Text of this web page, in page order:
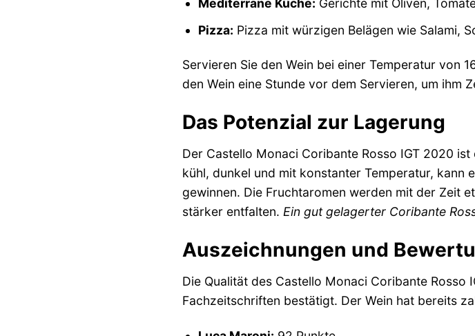
Mediterrane Küche: Gerichte mit Oliven,
Pizza: Pizza mit würzigen Belägen wie Salami,
Servieren Sie den Wein bei einer Temperatur von
den Wein eine Stunde vor dem Servieren, um ihm
Das Potenzial zur Lagerung
Der Castello Monaci Coribante Rosso IGT 2020
kühl, dunkel und mit konstanter Temperatur, kann
gewinnen. Die Fruchtaromen werden mit der Zeit
stärker entfalten. Ein gut gelagerter Coribante
Auszeichnungen und
Die Qualität des Castello Monaci Coribante
Fachzeitschriften bestätigt. Der Wein hat bereits